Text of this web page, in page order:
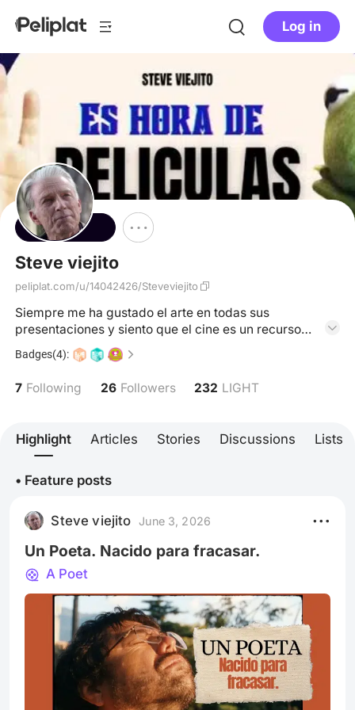
Log in
Follow
Steve viejito
peliplat.com/u/14042426/Steveviejito
Siempre me ha gustado el arte en todas sus
presentaciones y siento que el cine es un recurso
que une todos los talentos.
Badges(4):
7 Following 26 Followers 232 LIGHT
Highlight Articles Stories Discussions Lists
• Feature posts
Steve viejito June 3, 2026
Un Poeta. Nacido para fracasar.
A Poet